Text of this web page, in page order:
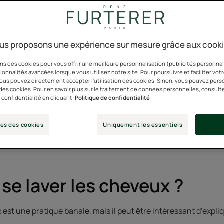
un geste banal qu’on pratique souvent machinalement. De
Et c’est fait !
très vite en « grosse lessive » des cheveux est pourtant
et des cheveux.
!
pour un nettoyage des cheveux et du cuir chevelu efficace
laver les cheveux ?
est une pratique banale, mais il peut être intéressant
proposons une expérience sur mesure grâce aux
des cookies pour vous offrir une meilleure personnalisation (publicités
avancées lorsque vous utilisez notre site. Pour poursuivre et faciliter
pouvez directement accepter l'utilisation des cookies. Sinon, vous pouvez
cookies. Pour en savoir plus sur le traitement de données personnelles,
en cliquant:Politique de confidentialité
des cookies Uniquement les essentiels